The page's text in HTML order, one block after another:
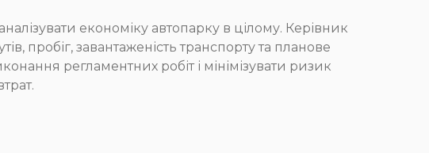
економіку автопарку в цілому. Керівник
пробіг, завантаженість транспорту та планове
регламентних робіт і мінімізувати ризик